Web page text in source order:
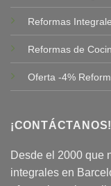
Reformas
Reformas de
Oferta -4%
¡CONTÁCTANOS!
Desde el 2000 que
integrales en